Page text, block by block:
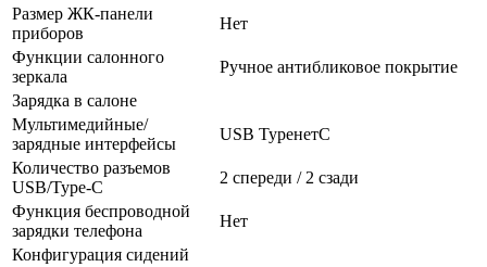
Размер ЖК-панели
приборов
Нет
Функции салонного
зеркала
Ручное антибликовое покрытие
Зарядка в салоне
Мультимедийные/
зарядные интерфейсы
USB TypeнетC
Количество разъемов
USB/Type-C
2 спереди / 2 сзади
Функция беспроводной
зарядки телефона
Нет
Конфигурация сидений